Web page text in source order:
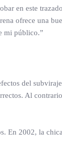
en este
ofrece una
mi público.”
del
Al
2002, la